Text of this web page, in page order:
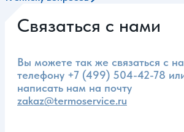
Связаться с нами
Вы можете так же связаться с
телефону +7 (499) 504-42-78
написать нам на почту
zakaz@termoservice.ru